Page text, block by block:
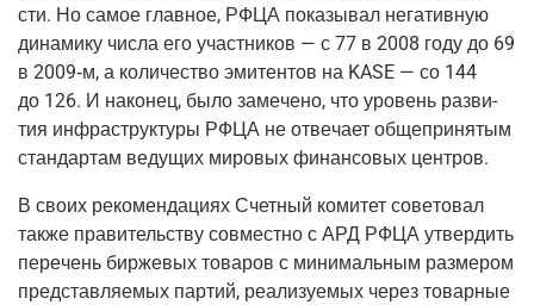
сти. Но самое глав­ное, РФЦА пока­зы­вал нега­тив­ную
дина­ми­ку чис­ла его участ­ни­ков — с 77 в 2008 году до 69
в 2009‑м, а коли­че­ство эми­тен­тов на KASE — со 144
до 126. И нако­нец, было заме­че­но, что уро­вень раз­ви­
тия инфра­струк­ту­ры РФЦА не отве­ча­ет обще­при­ня­тым
стан­дар­там веду­щих миро­вых финан­со­вых центров.
В сво­их реко­мен­да­ци­ях Счет­ный коми­тет сове­то­вал
так­же пра­ви­тель­ству сов­мест­но с АРД РФЦА утвер­дить
пере­чень бир­же­вых това­ров с мини­маль­ным раз­ме­ром
пред­став­ля­е­мых пар­тий, реа­ли­зу­е­мых через товар­ные